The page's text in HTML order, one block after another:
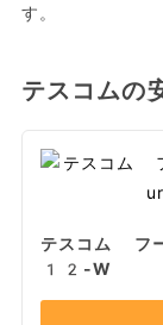
す。
テスコムの
テスコム フ
12-W